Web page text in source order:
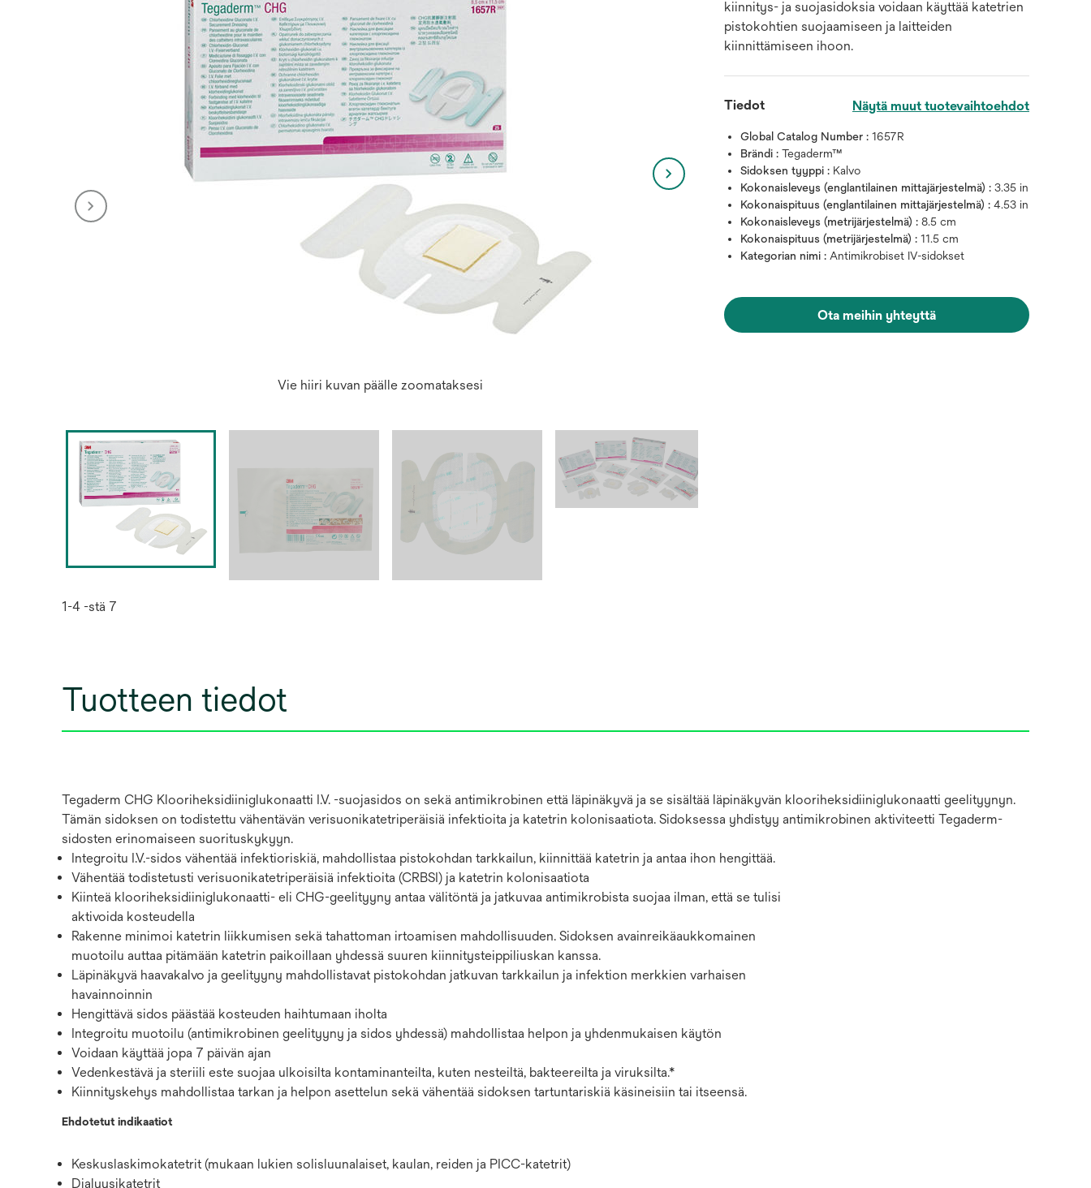
Vie hiiri kuvan päälle zoomataksesi
1-4 -stä 7
kiinnitys- ja suojasidoksia voidaan käyttää katetrien
pistokohtien suojaamiseen ja laitteiden
kiinnittämiseen ihoon.
Tiedot Näytä muut tuotevaihtoehdot
Global Catalog Number :1657R
Brändi :Tegaderm™
Sidoksen tyyppi : Kalvo
Kokonaisleveys (englantilainen mittajärjestelmä) :3.35 in
Kokonaispituus (englantilainen mittajärjestelmä) :4.53 in
Kokonaisleveys (metrijärjestelmä) :8.5 cm
Kokonaispituus (metrijärjestelmä) :11.5 cm
Kategorian nimi : Antimikrobiset IV-sidokset
Ota meihin yhteyttä
Tuotteen tiedot
Tegaderm CHG Klooriheksidiiniglukonaatti I.V. -suojasidos on sekä antimikrobinen että läpinäkyvä ja se sisältää läpinäkyvän klooriheksidiiniglukonaatti geelityynyn.
Tämän sidoksen on todistettu vähentävän verisuonikatetriperäisiä infektioita ja katetrin kolonisaatiota. Sidoksessa yhdistyy antimikrobinen aktiviteetti Tegaderm-
sidosten erinomaiseen suorituskykyyn.
Integroitu I.V.-sidos vähentää infektioriskiä, mahdollistaa pistokohdan tarkkailun, kiinnittää katetrin ja antaa ihon hengittää.
Vähentää todistetusti verisuonikatetriperäisiä infektioita (CRBSI) ja katetrin kolonisaatiota
Kiinteä klooriheksidiiniglukonaatti- eli CHG-geelityyny antaa välitöntä ja jatkuvaa antimikrobista suojaa ilman, että se tulisi
aktivoida kosteudella
Rakenne minimoi katetrin liikkumisen sekä tahattoman irtoamisen mahdollisuuden. Sidoksen avainreikäaukkomainen
muotoilu auttaa pitämään katetrin paikoillaan yhdessä suuren kiinnitysteippiliuskan kanssa.
Läpinäkyvä haavakalvo ja geelityyny mahdollistavat pistokohdan jatkuvan tarkkailun ja infektion merkkien varhaisen
havainnoinnin
Hengittävä sidos päästää kosteuden haihtumaan iholta
Integroitu muotoilu (antimikrobinen geelityyny ja sidos yhdessä) mahdollistaa helpon ja yhdenmukaisen käytön
Voidaan käyttää jopa 7 päivän ajan
Vedenkestävä ja steriili este suojaa ulkoisilta kontaminanteilta, kuten nesteiltä, bakteereilta ja viruksilta.*
Kiinnityskehys mahdollistaa tarkan ja helpon asettelun sekä vähentää sidoksen tartuntariskiä käsineisiin tai itseensä.
Ehdotetut indikaatiot
Keskuslaskimokatetrit (mukaan lukien solisluunalaiset, kaulan, reiden ja PICC-katetrit)
Dialyysikatetrit